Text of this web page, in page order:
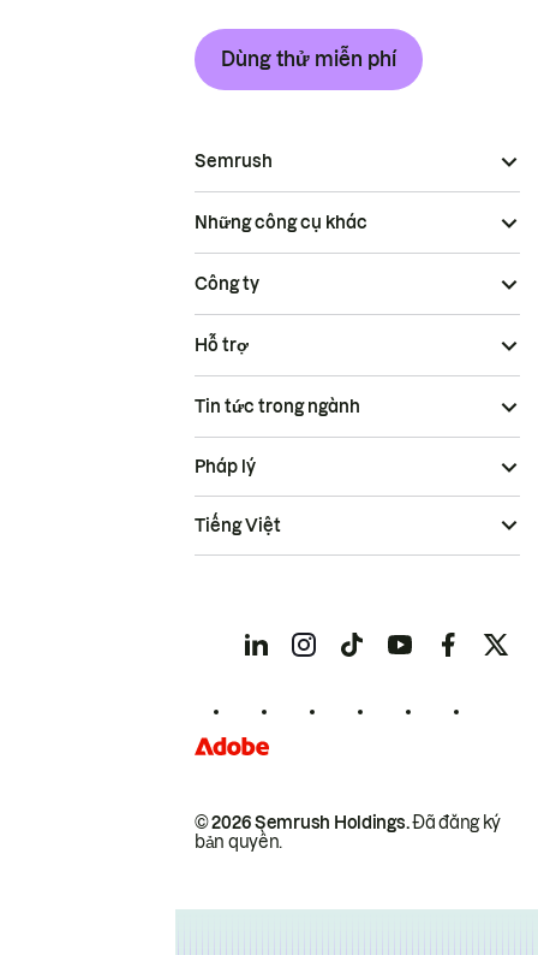
Dùng thử miễn phí
Semrush
Những công cụ khác
Công ty
Hỗ trợ
Tin tức trong ngành
© 2026 Semrush Holdings.Đã đăng ký
bản quyền.
Pháp lý
Tiếng Việt